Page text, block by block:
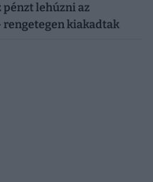
lehúzni az
rengetegen kiakadtak